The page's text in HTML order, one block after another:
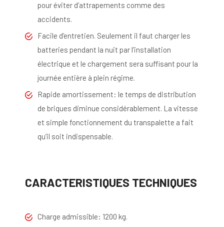
pour éviter d’attrapements comme des
accidents.
Facile d’entretien. Seulement il faut charger les
batteries pendant la nuit par l’installation
électrique et le chargement sera suffisant pour la
journée entière à plein régime.
Rapide amortissement: le temps de distribution
de briques diminue considérablement. La vitesse
et simple fonctionnement du transpalette a fait
qu’il soit indispensable.
CARACTERISTIQUES TECHNIQUES
Charge admissible: 1200 kg.